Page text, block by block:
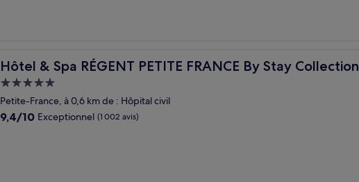
Hôtel & Spa RÉGENT PETITE FRANCE By Stay Collection
Hôtel & Spa RÉGENT PETITE FRANCE By Stay Collection
Hébergement
5.0 étoiles
Petite-France, à 0,6 km de : Hôpital civil
9.4
9,4/10 Exceptionnel (1 002 avis)